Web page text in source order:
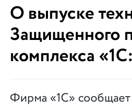
О выпуске
Защищенного
комплекса
Фирма «1С» сообщает